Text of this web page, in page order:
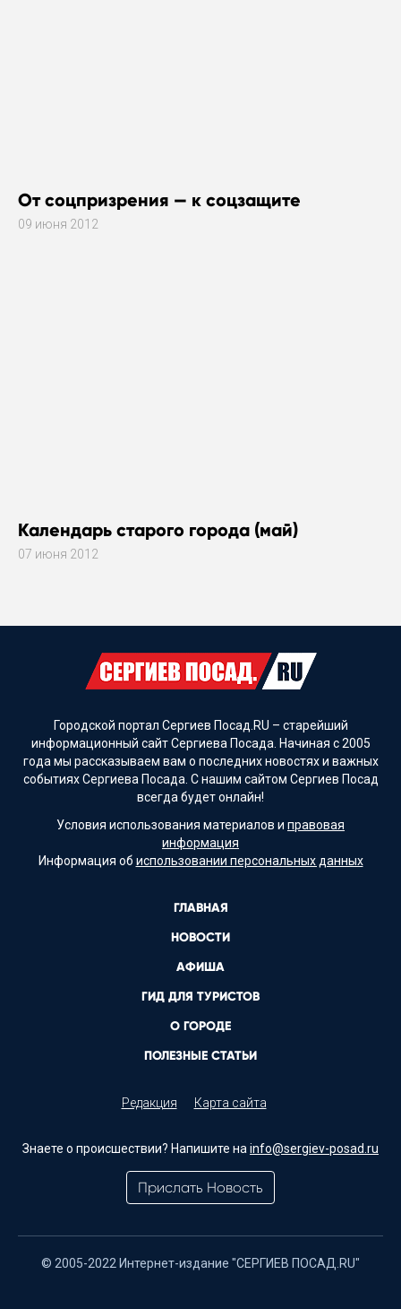
От соцпризрения — к соцзащите
09 июня 2012
Календарь старого города (май)
07 июня 2012
Городской портал Сергиев Посад.RU – старейший
информационный сайт Сергиева Посада. Начиная с 2005
года мы рассказываем вам о последних новостях и важных
событиях Сергиева Посада. С нашим сайтом Сергиев Посад
всегда будет онлайн!
Условия использования материалов и правовая
информация
Информация об использовании персональных данных
ГЛАВНАЯ
НОВОСТИ
АФИША
ГИД ДЛЯ ТУРИСТОВ
О ГОРОДЕ
ПОЛЕЗНЫЕ СТАТЬИ
Редакция Карта сайта
Знаете о происшествии? Напишите на info@sergiev-posad.ru
Прислать Новость
© 2005-2022 Интернет-издание "СЕРГИЕВ ПОСАД.RU"